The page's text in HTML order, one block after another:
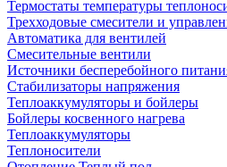
Термостаты температуры
Трехходовые смесители и
Автоматика для вентилей
Смесительные вентили
Источники бесперебойного
Стабилизаторы напряжения
Теплоаккумуляторы и бойлеры
Бойлеры косвенного нагрева
Теплоаккумуляторы
Теплоносители